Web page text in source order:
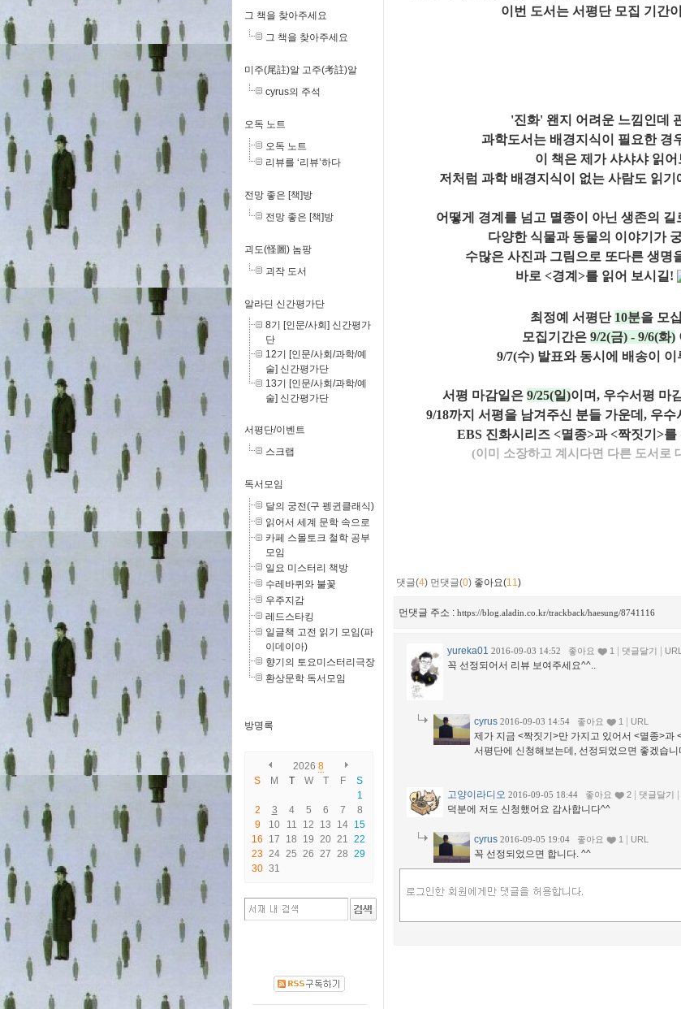
그 책을 찾아주세요
그 책을 찾아주세요
미주(尾註)알 고주(考註)알
cyrus의 주석
오독 노트
오독 노트
리뷰를 ‘리뷰’하다
전망 좋은 [책]방
전망 좋은 [책]방
괴도(怪圖) 놈팡
괴작 도서
알라딘 신간평가단
8기 [인문/사회] 신간평가
단
12기 [인문/사회/과학/예
술] 신간평가단
13기 [인문/사회/과학/예
술] 신간평가단
서평단/이벤트
스크랩
독서모임
달의 궁전(구 펭귄클래식)
읽어서 세계 문학 속으로
카페 스몰토크 철학 공부
모임
일요 미스터리 책방
수레바퀴와 불꽃
우주지감
레드스타킹
일글책 고전 읽기 모임(파
이데이아)
향기의 토요미스터리극장
환상문학 독서모임
방명록
2026 8
S
M T W T F
S
1
2
3 4 5 6 7
8
9
10 11 12 13 14 15
16
17 18 19 20 21 22
23 24 25 26 27 28 29
30 31
이번 도서는 서평단 모집 기간
'진화' 왠지 어려운 느낌인데
과학도서는 배경지식이 필요한 경
이 책은 제가 샤샤샤 읽어
저처럼 과학 배경지식이 없는 사람도 읽
어떻게 경계를 넘고 멸종이 아닌 생존의
다양한 식물과 동물의 이야기가
수많은 사진과 그림으로 또다른 생명
바로 <경계>를 읽어 보시길!
최정예 서평단 10분을 모
모집기간은 9/2(금) - 9/6(화)
9/7(수) 발표와 동시에 배송이
서평 마감일은 9/25(일)이며, 우수서평 마
9/18까지 서평을 남겨주신 분들 가운데, 우수
EBS 진화시리즈 <멸종>과 <짝짓기>
(이미 소장하고 계시다면 다른 도서로
댓글(4) 먼댓글(0) 좋아요(11)
먼댓글 주소 : https://blog.aladin.co.kr/trackback/haesung/8741116
yureka01 2016-09-03 14:52 좋아요 1 댓글달기
꼭 선정되어서 리뷰 보여주세요^^..
cyrus 2016-09-03 14:54 좋아요 1 URL
제가 지금 <짝짓기>만 가지고 있어서 <멸종>과
서평단에 신청해보는데, 선정되었으면 좋겠습니
고양이라디오 2016-09-05 18:44 좋아요 2 댓글달기
덕분에 저도 신청했어요 감사합니다^^
cyrus 2016-09-05 19:04 좋아요 1 URL
꼭 선정되었으면 합니다. ^^